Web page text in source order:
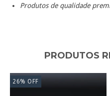
Produtos de qualidade
PRODUTOS
26% OFF